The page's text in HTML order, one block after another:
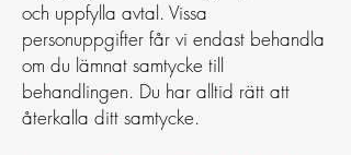
och uppfylla avtal. Vissa
personuppgifter får vi endast behandla
om du lämnat samtycke till
behandlingen. Du har alltid rätt att
återkalla ditt samtycke.